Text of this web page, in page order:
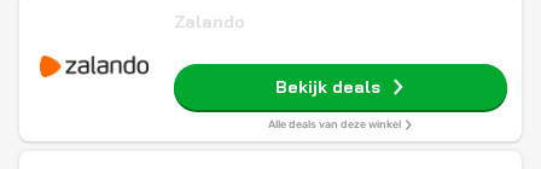
Zalando
Bekijk deals
Alle deals van deze winkel